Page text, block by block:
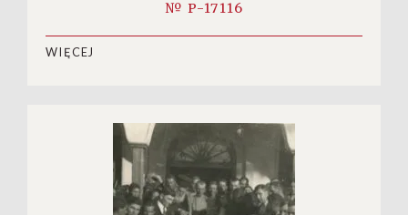
№ P-17116
WIĘCEJ